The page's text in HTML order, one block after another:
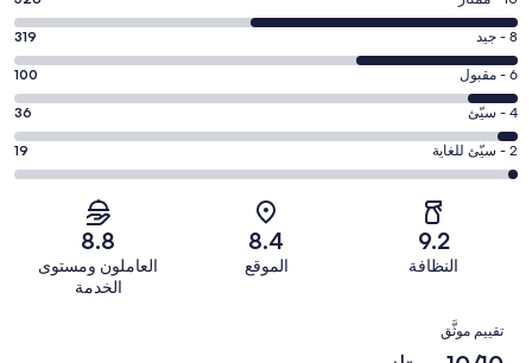
التصنيف
10
-
ممتاز.
528
من
أصل
درجة
التصنيف
8
-
جيد.
319
من
8 - جيد 319
درجة
التصنيف
6
-
مقبول.
تقييمات
النزلاء
6 - مقبول 100
درجة
التصنيف
4
من
4 - سيّئ 36
درجة
التصنيف
من
أصل
2 - سيّئ للغاية 19
9.2
النظافة
8.4
الموقع
8.8
العاملون ومستوى
الخدمة
التقييمات
تقييم موثَّق